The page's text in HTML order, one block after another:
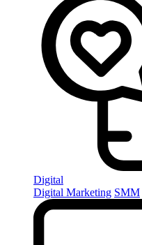
Digital
Digital Marketing SMM